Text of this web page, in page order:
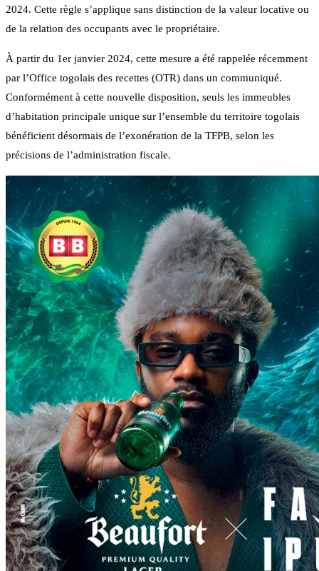
2024. Cette règle s’applique sans distinction de la valeur locative ou
de la relation des occupants avec le propriétaire.
À partir du 1er janvier 2024, cette mesure a été rappelée récemment
par l’Office togolais des recettes (OTR) dans un communiqué.
Conformément à cette nouvelle disposition, seuls les immeubles
d’habitation principale unique sur l’ensemble du territoire togolais
bénéficient désormais de l’exonération de la TFPB, selon les
précisions de l’administration fiscale.